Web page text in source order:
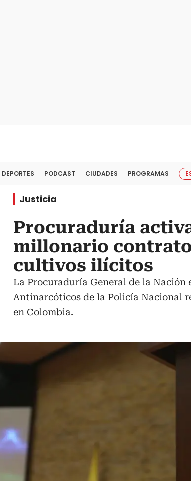
DEPORTES PODCAST CIUDADES PROGRAMAS
Justicia
Procuraduría
millonario
cultivos ilícitos
La Procuraduría General de la
Antinarcóticos de la Policía Nacional
en Colombia.